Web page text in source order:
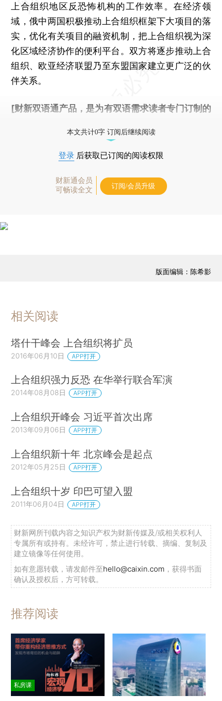
上合组织地区反恐怖机构的工作效率。在经济领
域，俄中两国积极推动上合组织框架下大项目的落
实，优化有关项目的融资机制，把上合组织视为深
化区域经济协作的便利平台。双方将逐步推动上合
组织、欧亚经济联盟乃至东盟国家建立更广泛的伙
伴关系。
[财新双语通产品，是为有双语需求读者专门订制的
本文共计0字 订阅后继续阅读
登录 后获取已订阅的阅读权限
财新通会员
可畅读全文
订阅/会员升级
版面编辑：陈希影
相关阅读
塔什干峰会 上合组织将扩员
2016年06月10日 APP打开
上合组织强力反恐 在华举行联合军演
2014年08月08日 APP打开
上合组织开峰会 习近平首次出席
2013年09月06日 APP打开
上合组织新十年 北京峰会是起点
2012年05月25日 APP打开
上合组织十岁 印巴可望入盟
2011年06月04日 APP打开
财新网所刊载内容之知识产权为财新传媒及/或相关权利人
专属所有或持有。未经许可，禁止进行转载、摘编、复制及
建立镜像等任何使用。
如有意愿转载，请发邮件至hello@caixin.com ，获得书面
确认及授权后，方可转载。
推荐阅读
私房课